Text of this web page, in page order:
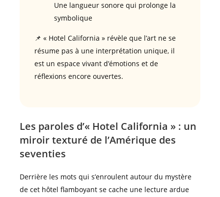
Une langueur sonore qui prolonge la
symbolique
📌 « Hotel California » révèle que l’art ne se
résume pas à une interprétation unique, il
est un espace vivant d’émotions et de
réflexions encore ouvertes.
Les paroles d’« Hotel California » : un
miroir texturé de l’Amérique des
seventies
Derrière les mots qui s’enroulent autour du mystère
de cet hôtel flamboyant se cache une lecture ardue